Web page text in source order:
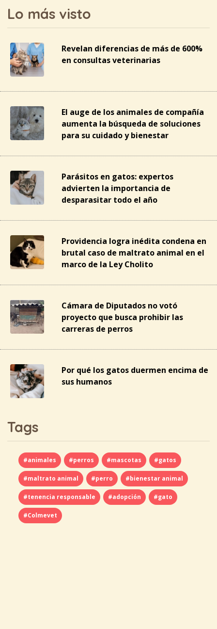
Lo más visto
Revelan diferencias de más de 600%
en consultas veterinarias
El auge de los animales de compañía
aumenta la búsqueda de soluciones
para su cuidado y bienestar
Parásitos en gatos: expertos
advierten la importancia de
desparasitar todo el año
Providencia logra inédita condena en
brutal caso de maltrato animal en el
marco de la Ley Cholito
Cámara de Diputados no votó
proyecto que busca prohibir las
carreras de perros
Por qué los gatos duermen encima de
sus humanos
Tags
#animales #perros #mascotas #gatos
#maltrato animal #perro #bienestar animal
#tenencia responsable #adopción #gato
#Colmevet